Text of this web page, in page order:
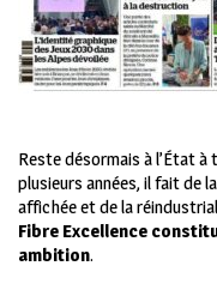
Reste désormais à l’État
plusieurs années, il fait de
affichée et de la
Fibre Excellence
ambition.